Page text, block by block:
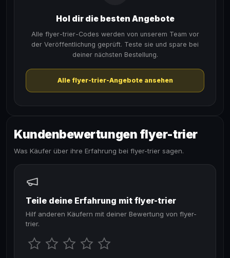
Hol dir die besten Angebote
Alle flyer-trier-Codes werden von unserem Team vor
der Veröffentlichung geprüft. Teste sie und spare bei
deiner nächsten Bestellung.
Alle flyer-trier-Angebote ansehen
Kundenbewertungen flyer-trier
Was Käufer über ihre Erfahrung bei flyer-trier sagen.
Teile deine Erfahrung mit flyer-trier
Hilf anderen Käufern mit deiner Bewertung von flyer-
trier.